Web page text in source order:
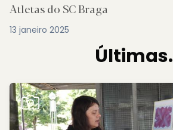
Atletas do SC Braga
13 janeiro 2025
Últimas.